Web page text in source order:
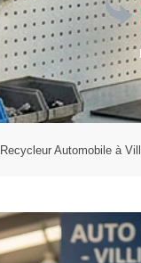
Recycleur Automobile à